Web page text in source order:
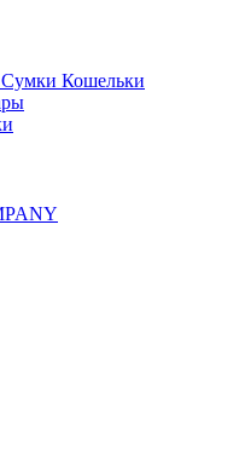
Кошельки